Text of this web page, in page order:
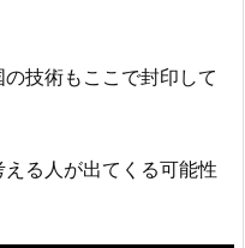
技術もここで封印して
る人が出てくる可能性